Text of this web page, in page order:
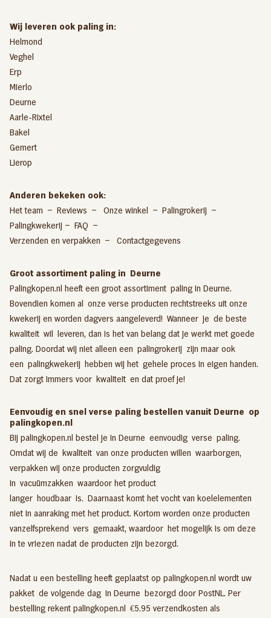
Wij leveren ook paling in:
Helmond
Veghel
Erp
Mierlo
Deurne
Aarle-Rixtel
Bakel
Gemert
Lierop
Anderen bekeken ook:
Het team – Reviews – Onze winkel – Palingrokerij –
Palingkwekerij – FAQ –
Verzenden en verpakken – Contactgegevens
Groot assortiment paling in Deurne
Palingkopen.nl heeft een groot assortiment paling in Deurne.
Bovendien komen al onze verse producten rechtstreeks uit onze
kwekerij en worden dagvers aangeleverd! Wanneer je de beste
kwaliteit wil leveren, dan is het van belang dat je werkt met goede
paling. Doordat wij niet alleen een palingrokerij zijn maar ook
een palingkwekerij hebben wij het gehele proces in eigen handen.
Dat zorgt immers voor kwaliteit en dat proef je!
Eenvoudig en snel verse paling bestellen vanuit Deurne op
palingkopen.nl
Bij palingkopen.nl bestel je in Deurne eenvoudig verse paling.
Omdat wij de kwaliteit van onze producten willen waarborgen,
verpakken wij onze producten zorgvuldig
in vacuümzakken waardoor het product
langer houdbaar is. Daarnaast komt het vocht van koelelementen
niet in aanraking met het product. Kortom worden onze producten
vanzelfsprekend vers gemaakt, waardoor het mogelijk is om deze
in te vriezen nadat de producten zijn bezorgd.
Nadat u een bestelling heeft geplaatst op palingkopen.nl wordt uw
pakket de volgende dag in Deurne bezorgd door PostNL. Per
bestelling rekent palingkopen.nl €5.95 verzendkosten als